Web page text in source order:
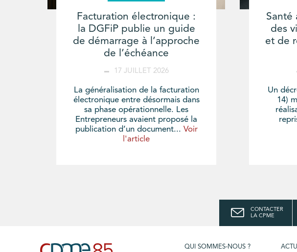
Facturation électronique :
la DGFiP publie un guide
de démarrage à l’approche
de l’échéance
17 JUILLET 2026
La généralisation de la facturation
électronique entre désormais dans
sa phase opérationnelle. Les
Entrepreneurs avaient proposé la
publication d’un document... Voir
l'article
Santé
des
et de
Un
14)
CONTACTER
LA CPME
QUI SOMMES-NOUS ?